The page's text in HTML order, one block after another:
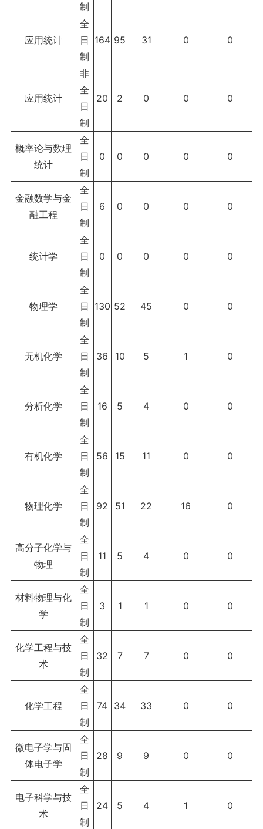
制
应用统计
全
日
制
164 95 31 0 0
应用统计
非
全
日
制
20 2 0 0 0
概率论与数理
统计
全
日
制
0 0 0 0 0
金融数学与金
融工程
全
日
制
6 0 0 0 0
统计学
全
日
制
0 0 0 0 0
物理学
全
日
制
130 52 45 0 0
无机化学
全
日
制
36 10 5 1 0
分析化学
全
日
制
16 5 4 0 0
有机化学
全
日
制
56 15 11 0 0
物理化学
全
日
制
92 51 22 16 0
高分子化学与
物理
全
日
制
11 5 4 0 0
材料物理与化
学
全
日
制
3 1 1 0 0
化学工程与技
术
全
日
制
32 7 7 0 0
化学工程
全
日
制
74 34 33 0 0
微电子学与固
体电子学
全
日
制
28 9 9 0 0
电子科学与技
术
全
日
制
24 5 4 1 0